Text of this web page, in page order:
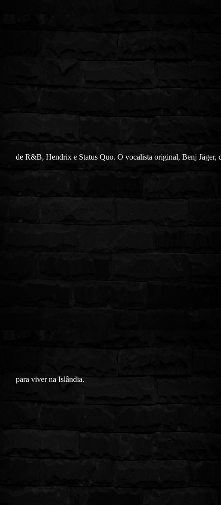
de R&B, Hendrix e Status Quo. O vocalista original, Benj Jäger,
para viver na Islândia.